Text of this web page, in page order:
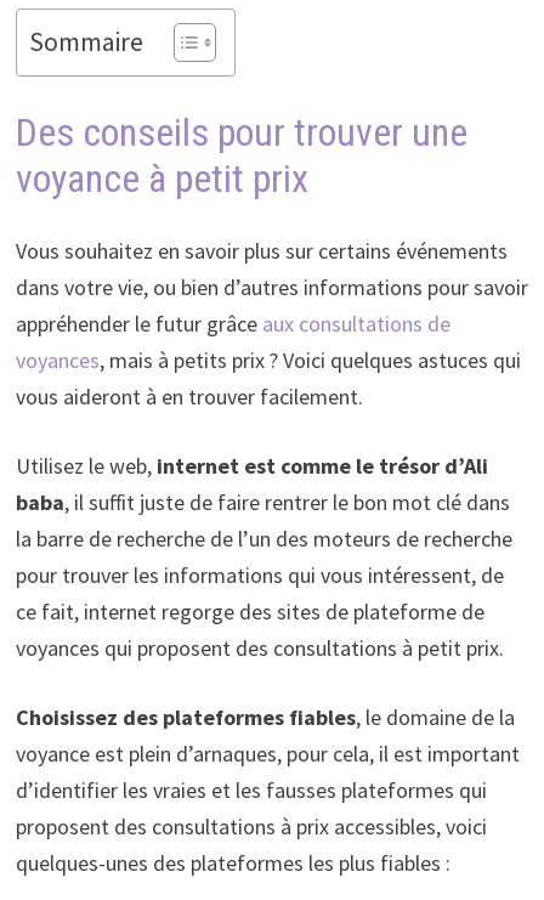
Sommaire
Des conseils pour trouver une
voyance à petit prix
Vous souhaitez en savoir plus sur certains événements
dans votre vie, ou bien d’autres informations pour savoir
appréhender le futur grâce aux consultations de
voyances, mais à petits prix ? Voici quelques astuces qui
vous aideront à en trouver facilement.
Utilisez le web,internet est comme le trésor d’Ali
baba, il suffit juste de faire rentrer le bon mot clé dans
la barre de recherche de l’un des moteurs de recherche
pour trouver les informations qui vous intéressent, de
ce fait, internet regorge des sites de plateforme de
voyances qui proposent des consultations à petit prix.
Choisissez des plateformes fiables, le domaine de la
voyance est plein d’arnaques, pour cela, il est important
d’identifier les vraies et les fausses plateformes qui
proposent des consultations à prix accessibles, voici
quelques-unes des plateformes les plus fiables :